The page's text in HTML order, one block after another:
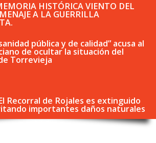
HISTÓRICA VIENTO DEL
A LA GUERRILLA
pública y de calidad” acusa al
de ocultar la situación del
Torrevieja
Recorral de Rojales es extinguido
importantes daños naturales